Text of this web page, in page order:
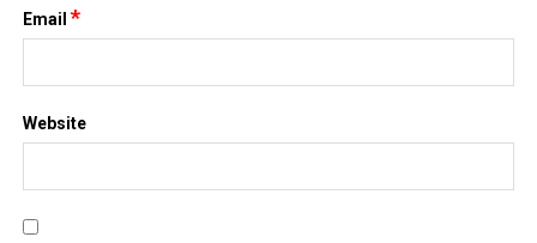
Email*
Website